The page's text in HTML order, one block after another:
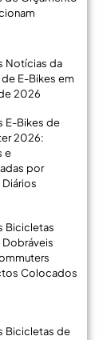
Notícias da
de E-Bikes em
2026
E-Bikes de
2026:
e
por
Bicicletas
Dobráveis
Colocados
Bicicletas de